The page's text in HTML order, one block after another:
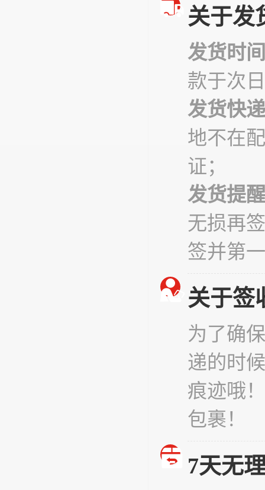
关于发
发货时间
款于次
发货快递
地不在
证；
发货提醒
无损再
签并第
关于签
为了确
递的时
痕迹哦
包裹！
7天无